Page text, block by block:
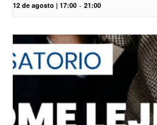
12 de agosto | 17:00 - 21:00